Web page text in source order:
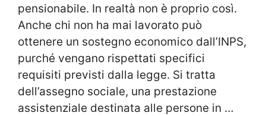
pensionabile. In realtà non è proprio così.
Anche chi non ha mai lavorato può
ottenere un sostegno economico dall’INPS,
purché vengano rispettati specifici
requisiti previsti dalla legge. Si tratta
dell’assegno sociale, una prestazione
assistenziale destinata alle persone in …